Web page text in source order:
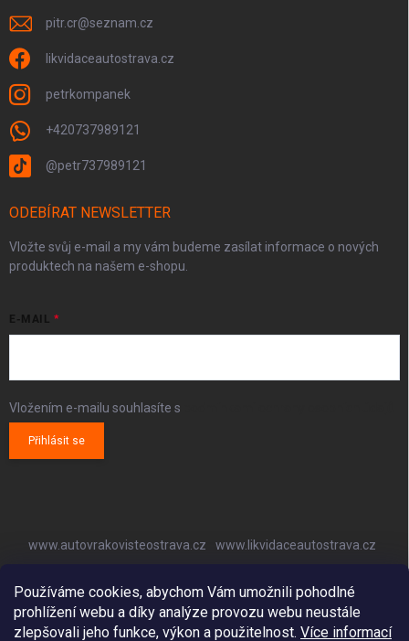
Používáme cookies, abychom Vám umožnili pohodlné
prohlížení webu a díky analýze provozu webu neustále
zlepšovali jeho funkce, výkon a použitelnost. Více informací
pitr.cr@seznam.cz
likvidaceautostrava.cz
petrkompanek
+420737989121
@petr737989121
ODEBÍRAT NEWSLETTER
Vložte svůj e-mail a my vám budeme zasílat informace o nových
produktech na našem e-shopu.
E-MAIL
Vložením e-mailu souhlasíte s
Přihlásit se
www.autovrakovisteostrava.cz
www.likvidaceautostrava.cz